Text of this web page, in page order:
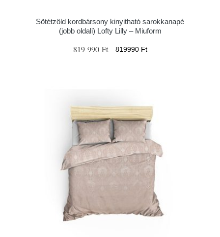
Sötétzöld kordbársony kinyitható sarokkanapé
(jobb oldali) Lofty Lilly – Miuform
819 990 Ft 819990 Ft